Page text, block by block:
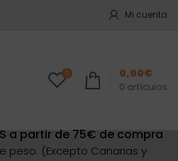
Mi cuenta
0
0 artículos
0,00€
a partir de 75€ de compra
peso. (Excepto Canarias y